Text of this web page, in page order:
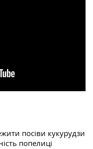
посіви кукурудзи
попелиці